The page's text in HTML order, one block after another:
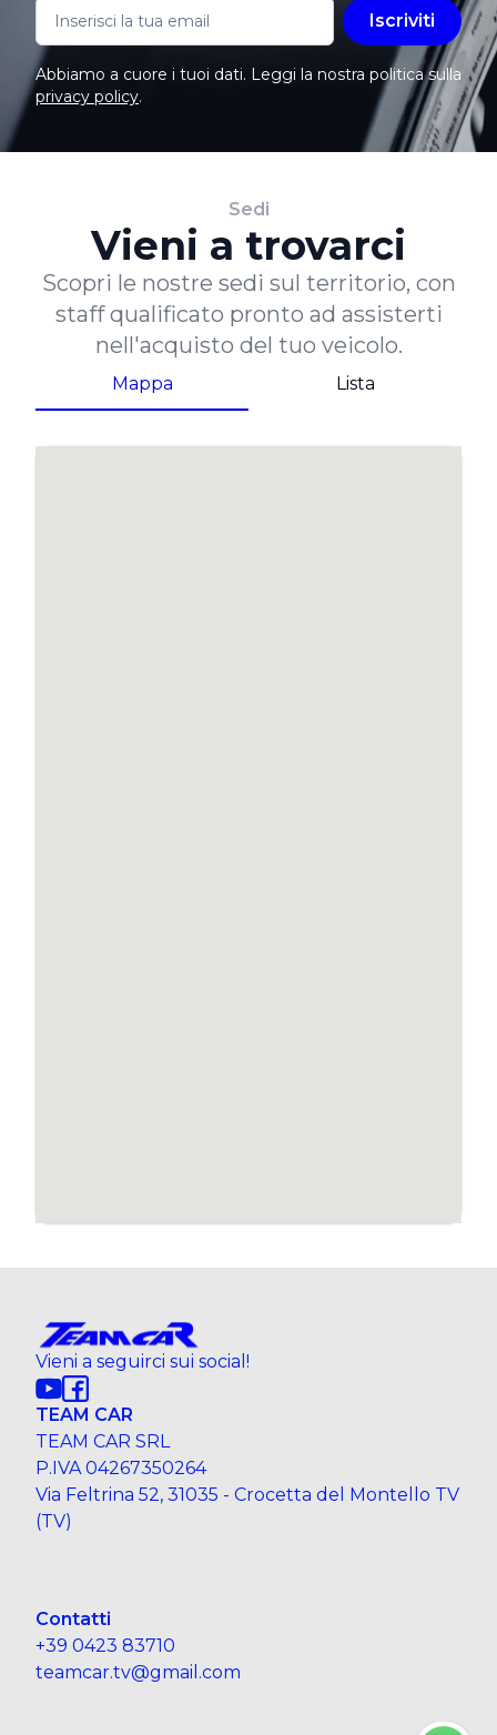
Iscriviti
Abbiamo a cuore i tuoi dati. Leggi la nostra politica sulla
privacy policy.
Sedi
Vieni a trovarci
Scopri le nostre sedi sul territorio, con
staff qualificato pronto ad assisterti
nell'acquisto del tuo veicolo.
Mappa Lista
Vieni a seguirci sui social!
TEAM CAR
TEAM CAR SRL
P.IVA 04267350264
Via Feltrina 52, 31035 - Crocetta del Montello TV
(TV)
Contatti
+39 0423 83710
teamcar.tv@gmail.com